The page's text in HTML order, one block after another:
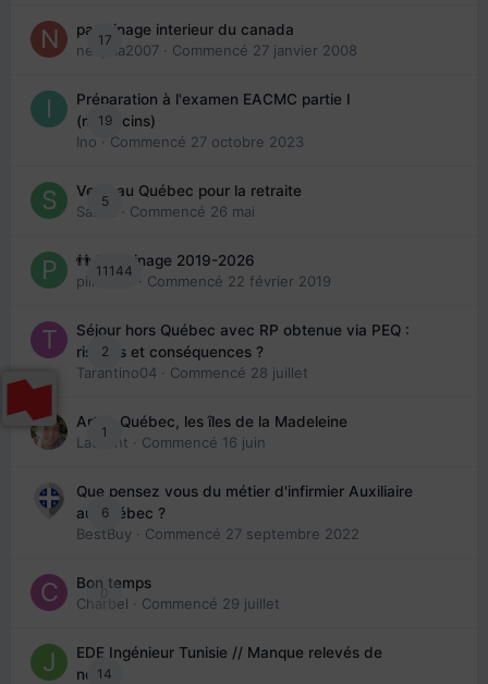
17
parrainage interieur du canada
nedjma2007 · Commencé 27 janvier 2008
19
Préparation à l'examen EACMC partie I
(médecins)
Ino · Commencé 27 octobre 2023
5
Venir au Québec pour la retraite
Sab74
· Commencé 26 mai
11144
👬 Parrainage 2019-2026
piinoush · Commencé 22 février 2019
2
Séjour hors Québec avec RP obtenue via PEQ :
risques et conséquences ?
Tarantino04 · Commencé 28 juillet
1
Arte : Québec, les îles de la Madeleine
Laurent · Commencé 16 juin
6
Que pensez vous du métier d'infirmier Auxiliaire
au Québec ?
BestBuy · Commencé 27 septembre 2022
0
Bon temps
Charbel · Commencé 29 juillet
14
EDE Ingénieur Tunisie // Manque relevés de
note